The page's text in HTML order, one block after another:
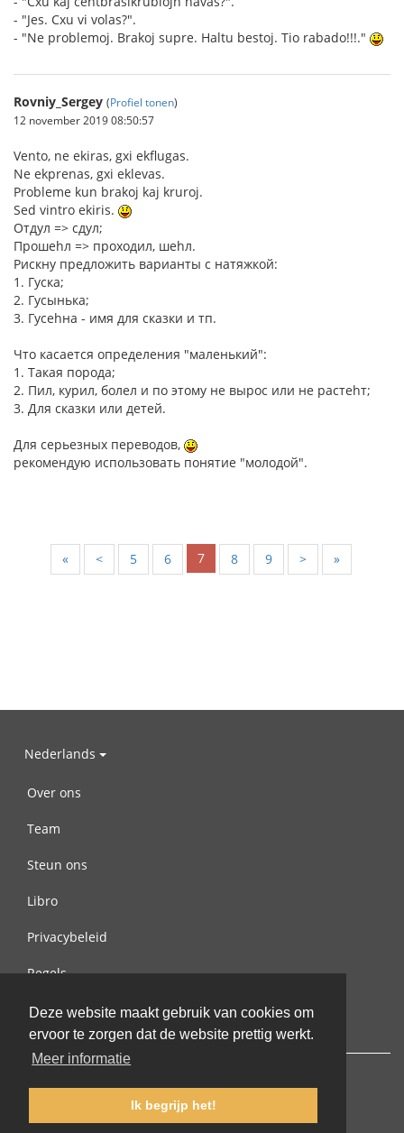
Deze website maakt gebruik van cookies om
ervoor te zorgen dat de website prettig werkt.
Meer informatie
Ik begrijp het!
- "Jes. Cxu vi volas?".
- "Ne problemoj. Brakoj supre. Haltu bestoj. Tio rabado!!!."
Rovniy_Sergey (Profiel tonen)
12 november 2019 08:50:57
Vento, ne ekiras, gxi ekflugas.
Ne ekprenas, gxi eklevas.
Probleme kun brakoj kaj kruroj.
Sed vintro ekiris.
Отдул => сдул;
Прошеhл => проходил, шеhл.
Рискну предложить варианты с натяжкой:
1. Гуска;
2. Гусынька;
3. Гусеhна - имя для сказки и тп.
Что касается определения "маленький":
1. Такая порода;
2. Пил, курил, болел и по этому не вырос или не растеhт;
3. Для сказки или детей.
Для серьезных переводов,
рекомендую использовать понятие "молодой".
« < 5 6 7 8 9 > »
Nederlands
Over ons
Team
Steun ons
Libro
Privacybeleid
Regels
Contact met ons opnemen
© 2002-2026 lernu.net |Impressum